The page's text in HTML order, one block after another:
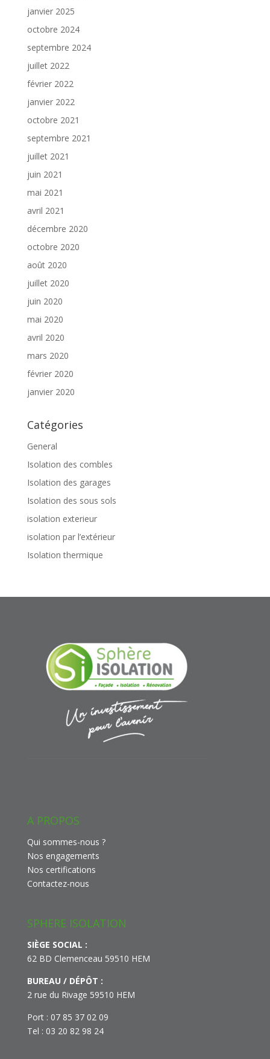
janvier 2025
octobre 2024
septembre 2024
juillet 2022
février 2022
janvier 2022
octobre 2021
septembre 2021
juillet 2021
juin 2021
mai 2021
avril 2021
décembre 2020
octobre 2020
août 2020
juillet 2020
juin 2020
mai 2020
avril 2020
mars 2020
février 2020
janvier 2020
Catégories
General
Isolation des combles
Isolation des garages
Isolation des sous sols
isolation exterieur
isolation par l’extérieur
Isolation thermique
A PROPOS
Qui sommes-nous ?
Nos engagements
Nos certifications
Contactez-nous
SPHERE ISOLATION
SIÈGE SOCIAL :
62 BD Clemenceau 59510 HEM
BUREAU / DÉPÔT :
2 rue du Rivage 59510 HEM
Port : 07 85 37 02 09
Tel : 03 20 82 98 24